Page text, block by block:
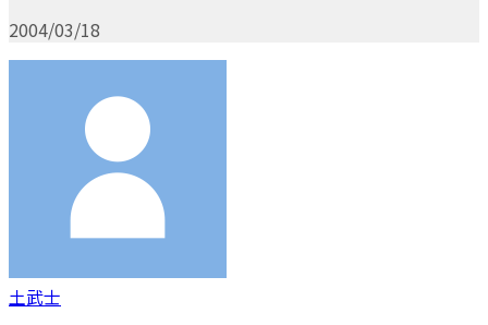
2004/03/18
土武士